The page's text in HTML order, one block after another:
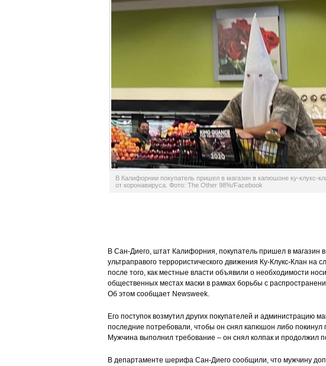
В Калифорнии покупатель пришел в магазин в капюшоне ку-клукс-
от коронавируса. Фото: The Other 98%/Facebook
В Сан-Диего, штат Калифорния, покупатель пришел в магазин
ультраправого террористического движения Ку-Клукс-Клан на
после того, как местные власти объявили о необходимости
общественных местах маски в рамках борьбы с
Об этом сообщает Newsweek.
Его поступок возмутил других покупателей и администрацию
последние потребовали, чтобы он снял капюшон либо
Мужчина выполнил требование – он снял колпак и продолжил
В департаменте шерифа Сан-Диего сообщили, что мужчину